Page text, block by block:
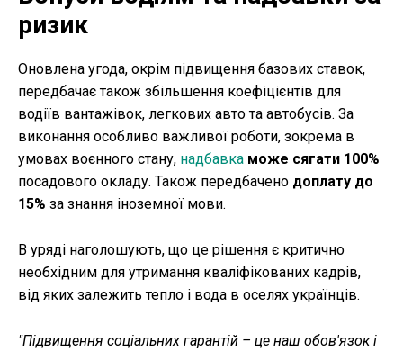
ризик
Оновлена угода, окрім підвищення базових ставок,
передбачає також збільшення коефіцієнтів для
водіїв вантажівок, легкових авто та автобусів. За
виконання особливо важливої роботи, зокрема в
умовах воєнного стану, надбавка може сягати 100%
посадового окладу. Також передбачено доплату до
15% за знання іноземної мови.
В уряді наголошують, що це рішення є критично
необхідним для утримання кваліфікованих кадрів,
від яких залежить тепло і вода в оселях українців.
"Підвищення соціальних гарантій – це наш обов'язок і